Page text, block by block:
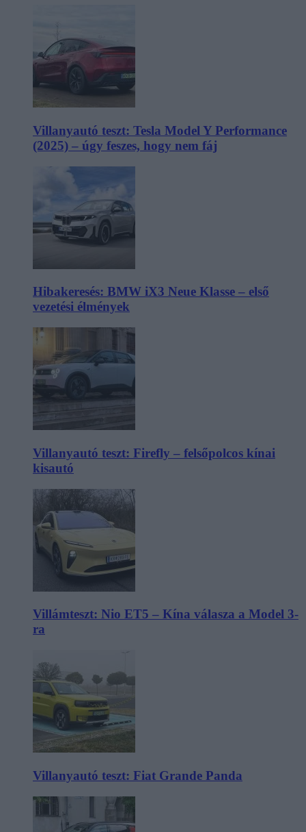
Villanyautó teszt: Tesla Model Y Performance
(2025) – úgy feszes, hogy nem fáj
Hibakeresés: BMW iX3 Neue Klasse – első
vezetési élmények
Villanyautó teszt: Firefly – felsőpolcos kínai
kisautó
Villámteszt: Nio ET5 – Kína válasza a Model 3-
ra
Villanyautó teszt: Fiat Grande Panda